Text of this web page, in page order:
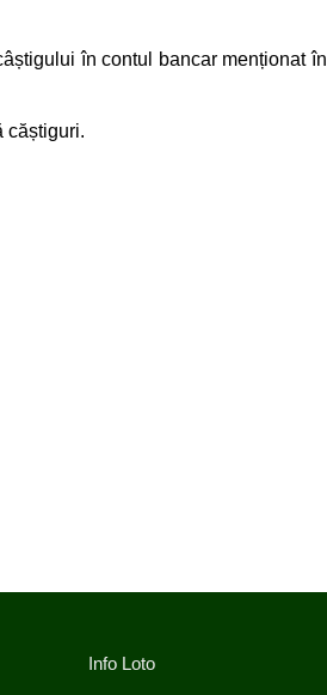
în contul bancar menționat în
căștiguri.
Info Loto